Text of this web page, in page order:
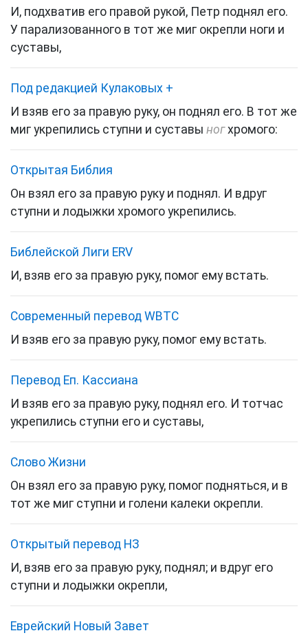
И, подхватив его правой рукой, Петр поднял его.
У парализованного в тот же миг окрепли ноги и
суставы,
Под редакцией Кулаковых +
И взяв его за правую руку, он поднял его. В тот же
миг укрепились ступни и суставы ногхромого:
Открытая Библия
Он взял его за правую руку и поднял. И вдруг
ступни и лодыжки хромого укрепились.
Библейской Лиги ERV
И, взяв его за правую руку, помог ему встать.
Cовременный перевод WBTC
И взяв его за правую руку, помог ему встать.
Перевод Еп. Кассиана
И взяв его за правую руку, поднял его. И тотчас
укрепились ступни его и суставы,
Слово Жизни
Он взял его за правую руку, помог подняться, и в
тот же миг ступни и голени калеки окрепли.
Открытый перевод НЗ
И, взяв его за правую руку, поднял; и вдруг его
ступни и лодыжки окрепли,
Еврейский Новый Завет